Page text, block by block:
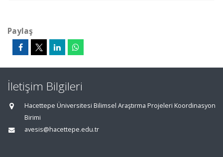
Paylaş
İletişim Bilgileri
Hacettepe Üniversitesi Bilimsel Araştırma Projeleri Koordinasyon
Birimi
avesis@hacettepe.edu.tr